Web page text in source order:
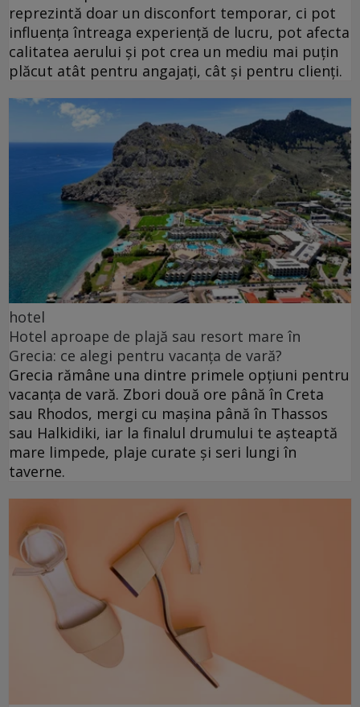
reprezintă doar un disconfort temporar, ci pot
influența întreaga experiență de lucru, pot afecta
calitatea aerului și pot crea un mediu mai puțin
plăcut atât pentru angajați, cât și pentru clienți.
hotel
Hotel aproape de plajă sau resort mare în
Grecia: ce alegi pentru vacanța de vară?
Grecia rămâne una dintre primele opțiuni pentru
vacanța de vară. Zbori două ore până în Creta
sau Rhodos, mergi cu mașina până în Thassos
sau Halkidiki, iar la finalul drumului te așteaptă
mare limpede, plaje curate și seri lungi în
taverne.